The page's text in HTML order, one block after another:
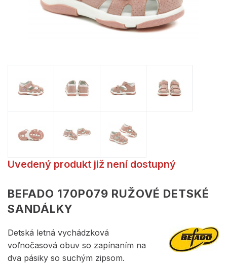
Uvedený produkt již není dostupný
BEFADO 170P079 RUŽOVÉ DETSKÉ
SANDÁLKY
Detská letná vychádzková
voľnočasová obuv so zapínaním na
dva pásiky so suchým zipsom.